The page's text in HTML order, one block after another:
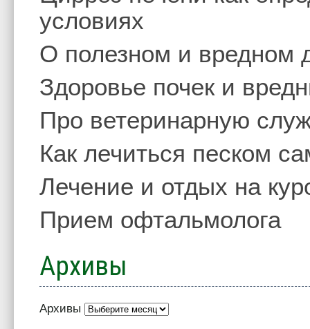
условиях
О полезном и вредном
Здоровье почек и
Про ветеринарную
Как лечиться песком
Лечение и отдых на
Прием офтальмолога
Архивы
Архивы